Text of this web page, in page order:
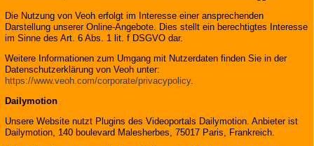
Die Nutzung von Veoh erfolgt im Interesse einer ansprechenden
Darstellung unserer Online-Angebote. Dies stellt ein berechtigtes Interesse
im Sinne des Art. 6 Abs. 1 lit. f DSGVO dar.
Weitere Informationen zum Umgang mit Nutzerdaten finden Sie in der
Datenschutzerklärung von Veoh unter:
https://www.veoh.com/corporate/privacypolicy.
Dailymotion
Unsere Website nutzt Plugins des Videoportals Dailymotion. Anbieter ist
Dailymotion, 140 boulevard Malesherbes, 75017 Paris, Frankreich.